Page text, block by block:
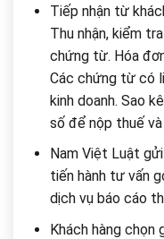
Tiếp nhận từ
Thu nhận, kiểm
chứng từ. Hóa
Các chứng từ có
kinh doanh. Sao
số để nộp thuế
Nam Việt Luật
tiến hành tư vấn
dịch vụ báo cáo
Khách hàng chọn